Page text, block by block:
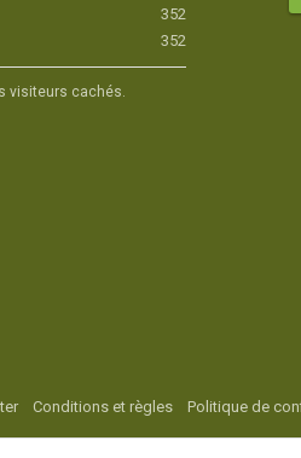
352
352
visiteurs cachés.
Conditions et règles Politique de